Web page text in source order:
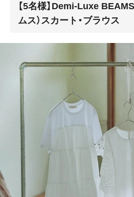
【5名様】Demi-Luxe
ムス）スカート・ブラウス